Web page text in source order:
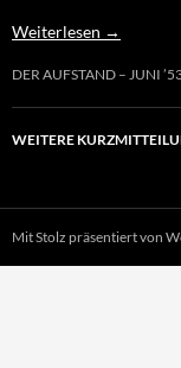
Weiterlesen →
DER AUFSTAND – JUNI
WEITERE
Mit Stolz präsentiert von